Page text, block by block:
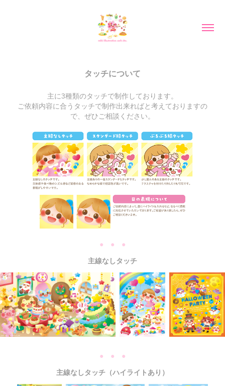
タッチについて
主に3種類のタッチで制作しております。
ご依頼内容に合うタッチで制作出来ればと考えておりますの
で、ぜひご相談ください。
● ● ●
主線なしタッチ
● ● ●
主線なしタッチ（ハイライトあり）